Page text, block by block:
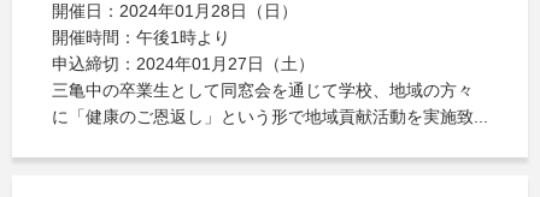
開催日：2024年01月28日（日）
開催時間：午後1時より
申込締切：2024年01月27日（土）
三亀中の卒業生として同窓会を通じて学校、地域の方々
に「健康のご恩返し」という形で地域貢献活動を実施致...